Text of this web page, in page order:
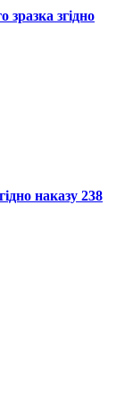
згідно
наказу 238